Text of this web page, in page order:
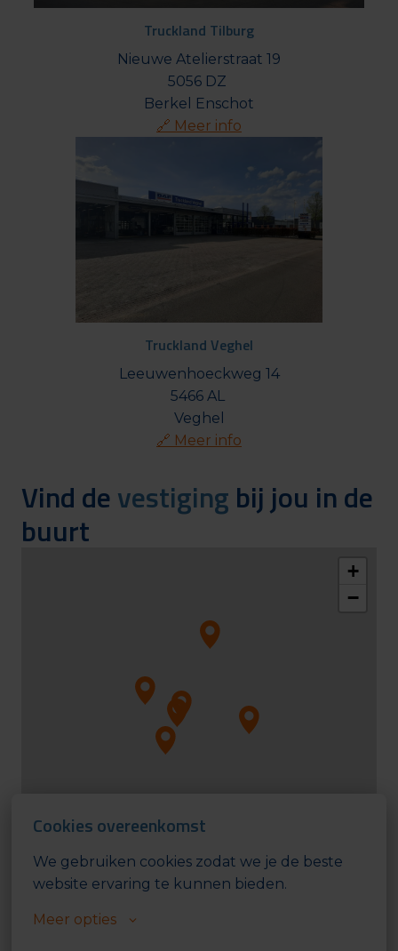
Cookies overeenkomst
We gebruiken cookies zodat we je de beste
website ervaring te kunnen bieden.
Meer opties
Truckland Tilburg
Nieuwe Atelierstraat 19
5056 DZ
🔗 Meer info
Truckland Veghel
Leeuwenhoeckweg 14
5466 AL
🔗 Meer info
Vind de vestiging bij jou in de
buurt
+
−